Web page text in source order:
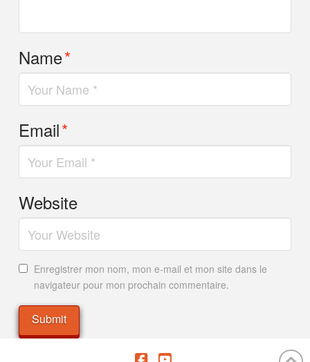
Name*
Email*
Website
Enregistrer mon nom, mon e-mail et mon site dans le
navigateur pour mon prochain commentaire.